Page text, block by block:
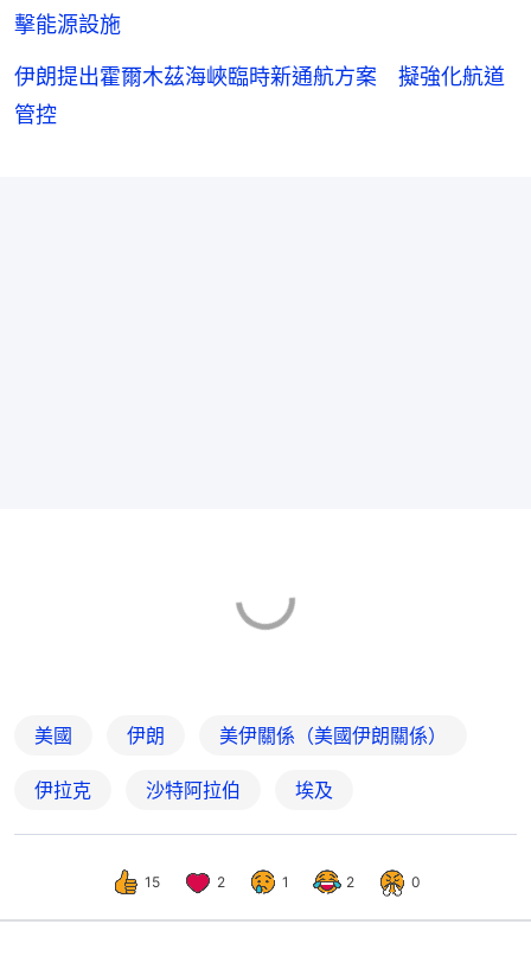
擊能源設施
伊朗提出霍爾木茲海峽臨時新通航方案 擬強化航道
管控
美國 伊朗 美伊關係（美國伊朗關係）
伊拉克 沙特阿拉伯 埃及
15 2 1 2 0